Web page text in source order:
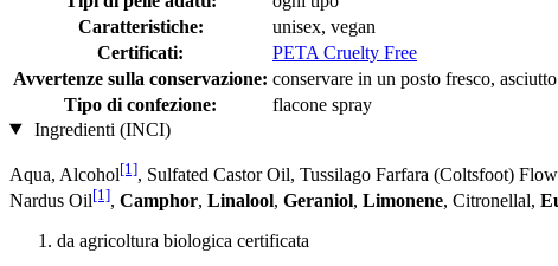
Caratteristiche:
unisex, vegan
Certificati:
PETA Cruelty Free
Avvertenze sulla conservazione: conservare in un posto fresco,
Tipo di confezione:
flacone spray
Ingredienti (INCI)
Aqua, Alcohol[1], Sulfated Castor Oil, Tussilago Farfara (Coltsfoot)
Nardus Oil[1], Camphor, Linalool, Geraniol, Limonene, Citronellal,
da agricoltura biologica certificata